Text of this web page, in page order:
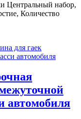
Центральный набор,
Количество
автомобиля